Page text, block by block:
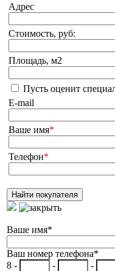
Адрес
Стоимость, руб:
Площадь, м2
Пусть оценит
E-mail
Ваше имя*
Телефон*
Ваше имя*
Ваш номер телефона*
8 -
- -